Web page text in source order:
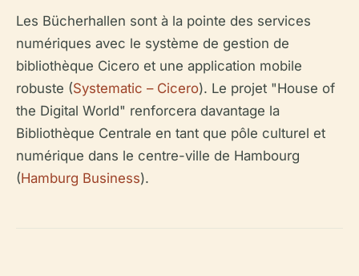
Les Bücherhallen sont à la pointe des services
numériques avec le système de gestion de
bibliothèque Cicero et une application mobile
robuste (Systematic – Cicero). Le projet "House of
the Digital World" renforcera davantage la
Bibliothèque Centrale en tant que pôle culturel et
numérique dans le centre-ville de Hambourg
(Hamburg Business).